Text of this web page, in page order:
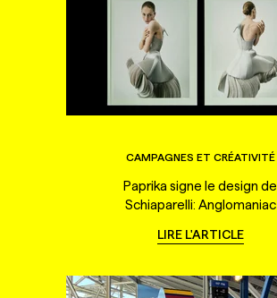
CAMPAGNES ET CRÉATIVITÉ
Paprika signe le design de
Schiaparelli: Anglomaniac
LIRE L'ARTICLE